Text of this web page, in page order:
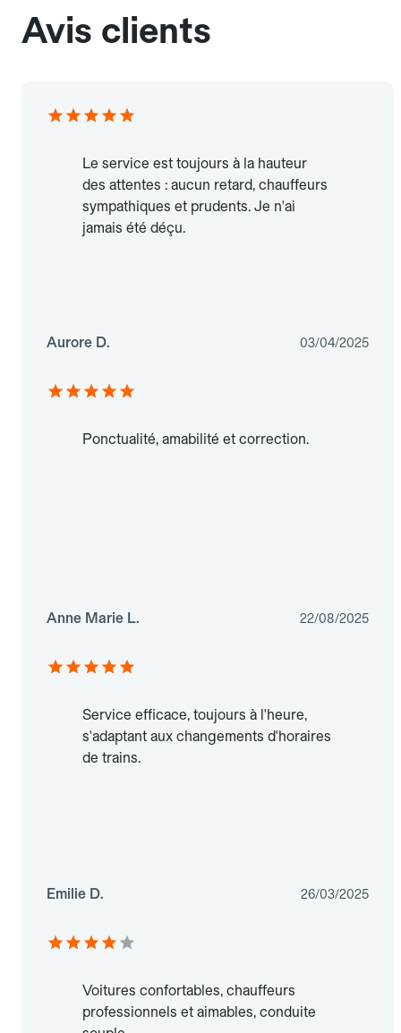
Avis clients
Le service est toujours à la hauteur
des attentes : aucun retard, chauffeurs
sympathiques et prudents. Je n'ai
jamais été déçu.
Aurore D. 03/04/2025
Ponctualité, amabilité et correction.
Anne Marie L. 22/08/2025
Service efficace, toujours à l'heure,
s'adaptant aux changements d'horaires
de trains.
Emilie D. 26/03/2025
Voitures confortables, chauffeurs
professionnels et aimables, conduite